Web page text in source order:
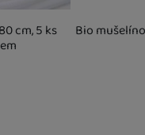
cm, 5 ks Bio